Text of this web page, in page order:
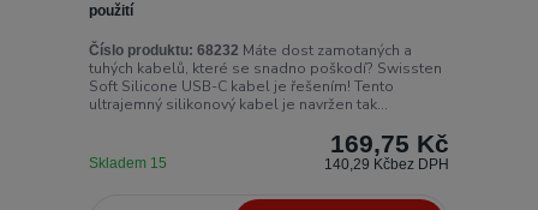
použití
Číslo produktu: 68232 Máte dost zamotaných a
tuhých kabelů, které se snadno poškodí? Swissten
Soft Silicone USB-C kabel je řešením! Tento
ultrajemný silikonový kabel je navržen tak...
169,75 Kč
140,29 Kčbez DPH
Skladem 15